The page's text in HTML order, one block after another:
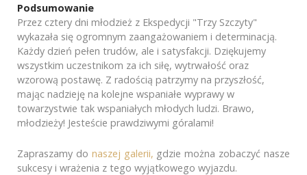
Podsumowanie
Przez cztery dni młodzież z Ekspedycji "Trzy Szczyty"
wykazała się ogromnym zaangażowaniem i determinacją.
Każdy dzień pełen trudów, ale i satysfakcji. Dziękujemy
wszystkim uczestnikom za ich siłę, wytrwałość oraz
wzorową postawę. Z radością patrzymy na przyszłość,
mając nadzieję na kolejne wspaniałe wyprawy w
towarzystwie tak wspaniałych młodych ludzi. Brawo,
młodzieży! Jesteście prawdziwymi góralami!
Zapraszamy do naszej galerii, gdzie można zobaczyć nasze
sukcesy i wrażenia z tego wyjątkowego wyjazdu.